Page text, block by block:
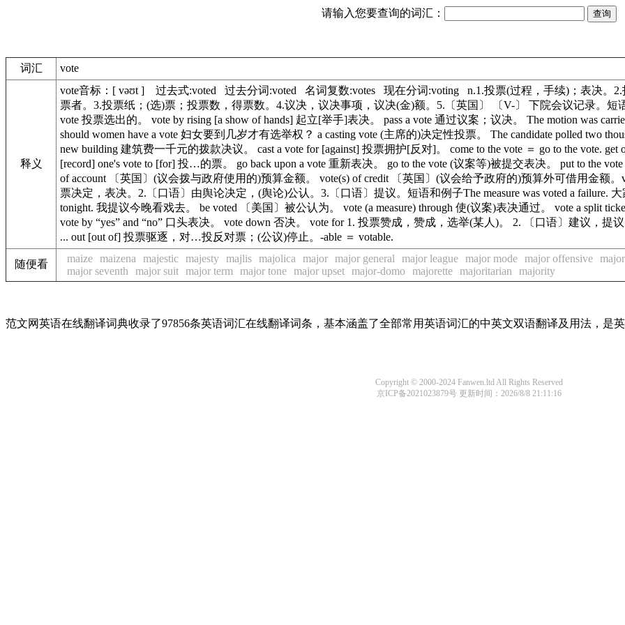
请输入您要查询的词汇：
词汇 vote
释义
vote音标：[ vəʊt ] 过去式:voted 过去分词:voted 名词复数:votes 现在分词:voting n.1.投票(过程，手续)；表决。
票者。3.投票纸；(选)票；投票数，得票数。4.议决，议决事项，议决(金)额。5.〔英国〕 〔V-〕 下院会议记录。短
vote 投票选出的。 vote by rising [a show of hands] 起立[举手]表决。 pass a vote 通过议案；议决。 The motion was
should women have a vote 妇女要到几岁才有选举权？ a casting vote (主席的)决定性投票。 The candidate polled two
new building 建筑费一千元的拨款决议。 cast a vote for [against] 投票拥护[反对]。 come to the vote ＝ go to the vote.
[record] one's vote to [for] 投…的票。 go back upon a vote 重新表决。 go to the vote (议案等)被提交表决。 put to the
of account 〔英国〕(议会拨与政府使用的)预算金额。 vote(s) of credit 〔英国〕(议会给予政府的)预算外可借用金
票决定，表决。2.〔口语〕由舆论决定，(舆论)公认。3.〔口语〕提议。短语和例子The measure was voted a failure.
tonight. 我提议今晚看戏去。 be voted 〔美国〕被公认为。 vote (a measure) through 使(议案)表决通过。 vote a split
vote by “yes” and “no” 口头表决。 vote down 否决。 vote for 1. 投票赞成，赞成，选举(某人)。 2. 〔口语〕建议，提
... out [out of] 投票驱逐，对…投反对票；(公议)停止。-able ＝ votable.
随便看 maize maizena majestic majesty majlis majolica major major general major league major mode major offensive
major seventh
major suit major term major tone major upset major-domo majorette majoritarian majority
范文网英语在线翻译词典收录了97856条英语词汇在线翻译词条，基本涵盖了全部常用英语词汇的中英文双语翻译及用法，是英
Copyright © 2000-2024 Fanwen.ltd All Rights Reserved
京ICP备2021023879号更新时间：2026/8/8 21:11:16